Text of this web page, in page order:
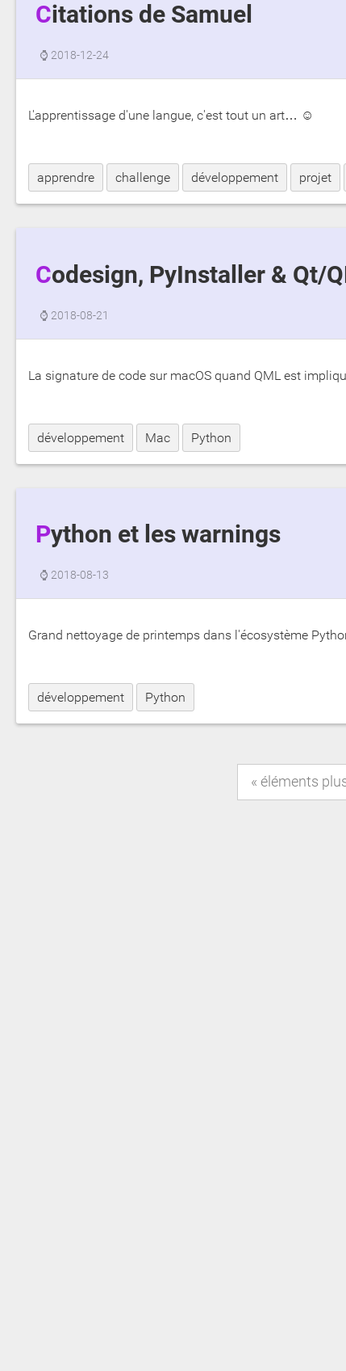
Citations de Samuel
⌚ 2018-12-24
L'apprentissage d'une langue, c'est tout un art… ☺
apprendre challenge développement projet
Codesign, PyInstaller & Qt/
⌚ 2018-08-21
La signature de code sur macOS quand QML est
développement Mac Python
Python et les warnings
⌚ 2018-08-13
Grand nettoyage de printemps dans l'écosystème
développement Python
éléments